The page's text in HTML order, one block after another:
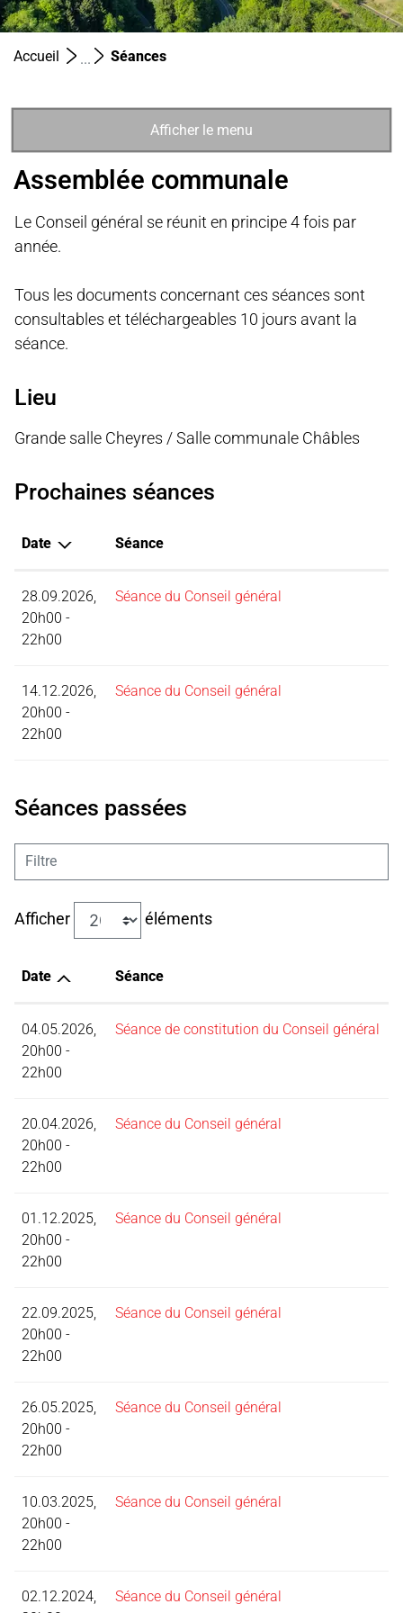
Accueil Séances(sélectionné)
Afficher le menu
Assemblée communale
Le Conseil général se réunit en principe 4 fois par
année.
Tous les documents concernant ces séances sont
consultables et téléchargeables 10 jours avant la
séance.
Lieu
Grande salle Cheyres / Salle communale Châbles
Prochaines séances
Date Séance
28.09.2026,
20h00 -
22h00
Séance du Conseil général
14.12.2026,
20h00 -
22h00
Séance du Conseil général
Séances passées
Filtre
Afficher éléments
Date Séance
04.05.2026,
20h00 -
22h00
Séance de constitution du Conseil général
20.04.2026,
20h00 -
22h00
Séance du Conseil général
01.12.2025,
20h00 -
22h00
Séance du Conseil général
22.09.2025,
20h00 -
22h00
Séance du Conseil général
26.05.2025,
20h00 -
22h00
Séance du Conseil général
10.03.2025,
20h00 -
22h00
Séance du Conseil général
02.12.2024,
Séance du Conseil général